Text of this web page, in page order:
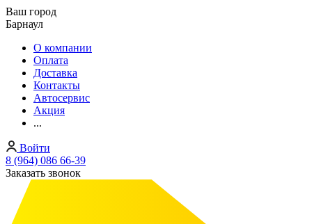
Ваш город
Барнаул
О компании
Оплата
Доставка
Контакты
Автосервис
Акция
...
Войти
8 (964) 086 66-39
Заказать звонок